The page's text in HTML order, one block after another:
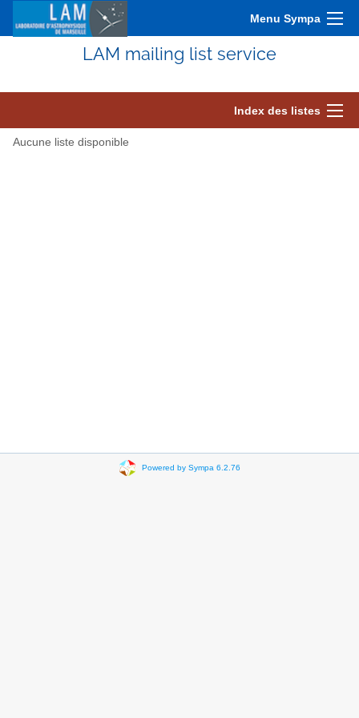
Menu Sympa
LAM mailing list service
Index des listes
Aucune liste disponible
Powered by Sympa 6.2.76